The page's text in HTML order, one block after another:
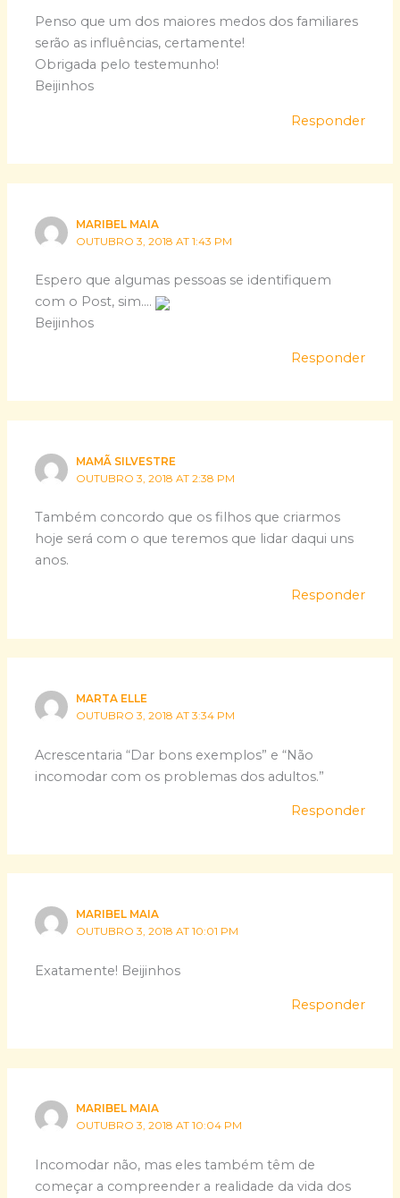
Penso que um dos maiores medos dos familiares
serão as influências, certamente!
Obrigada pelo testemunho!
Beijinhos
Responder
MARIBEL MAIA
OUTUBRO 3, 2018 AT 1:43 PM
Espero que algumas pessoas se identifiquem
com o Post, sim….
Beijinhos
Responder
MAMÃ SILVESTRE
OUTUBRO 3, 2018 AT 2:38 PM
Também concordo que os filhos que criarmos
hoje será com o que teremos que lidar daqui uns
anos.
Responder
MARTA ELLE
OUTUBRO 3, 2018 AT 3:34 PM
Acrescentaria “Dar bons exemplos” e “Não
incomodar com os problemas dos adultos.”
Responder
MARIBEL MAIA
OUTUBRO 3, 2018 AT 10:01 PM
Exatamente! Beijinhos
Responder
MARIBEL MAIA
OUTUBRO 3, 2018 AT 10:04 PM
Incomodar não, mas eles também têm de
começar a compreender a realidade da vida dos